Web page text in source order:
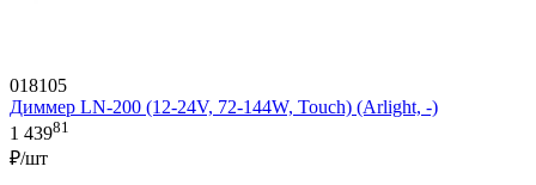
018105
Диммер LN-200 (12-24V, 72-144W, Touch) (Arlight, -)
1 43981
₽/шт